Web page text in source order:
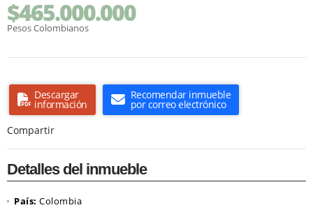
$465.000.000
Pesos Colombianos
Descargar
información
Recomendar inmueble
por correo electrónico
Compartir
Detalles del inmueble
País: Colombia